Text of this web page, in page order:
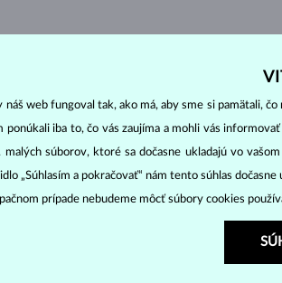
diamantovsa posudzujú ich základné parametre,
dodáva diamantu jeho oslnivý lesk.
slza, ovál či princess (štvorboký alebo
veľkosť a rozloženie tzv. inkluzií čiže
náš web fungoval tak, ako má, aby sme si pamätali,
ponúkali iba to, čo vás zaujíma a mohli vás
malých súborov, ktoré sa dočasne ukladajú vo
„Súhlasím a pokračovať“ nám tento súhlas
prípade nebudeme môcť súbory cookies